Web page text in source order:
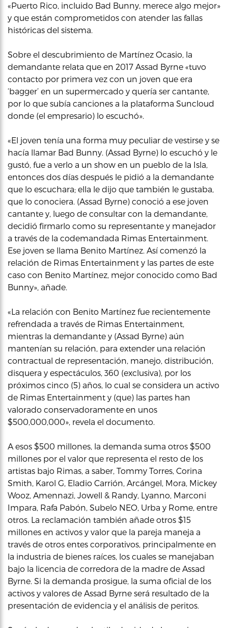
«Puerto Rico, incluido Bad Bunny, merece algo mejor»
y que están comprometidos con atender las fallas
históricas del sistema.
Sobre el descubrimiento de Martínez Ocasio, la
demandante relata que en 2017 Assad Byrne «tuvo
contacto por primera vez con un joven que era
‘bagger’ en un supermercado y quería ser cantante,
por lo que subía canciones a la plataforma Suncloud
donde (el empresario) lo escuchó».
«El joven tenía una forma muy peculiar de vestirse y se
hacía llamar Bad Bunny. (Assad Byrne) lo escuchó y le
gustó, fue a verlo a un show en un pueblo de la Isla,
entonces dos días después le pidió a la demandante
que lo escuchara; ella le dijo que también le gustaba,
que lo conociera. (Assad Byrne) conoció a ese joven
cantante y, luego de consultar con la demandante,
decidió firmarlo como su representante y manejador
a través de la codemandada Rimas Entertainment.
Ese joven se llama Benito Martínez. Así comenzó la
relación de Rimas Entertainment y las partes de este
caso con Benito Martínez, mejor conocido como Bad
Bunny», añade.
«La relación con Benito Martínez fue recientemente
refrendada a través de Rimas Entertainment,
mientras la demandante y (Assad Byrne) aún
mantenían su relación, para extender una relación
contractual de representación, manejo, distribución,
disquera y espectáculos, 360 (exclusiva), por los
próximos cinco (5) años, lo cual se considera un activo
de Rimas Entertainment y (que) las partes han
valorado conservadoramente en unos
$500,000,000», revela el documento.
A esos $500 millones, la demanda suma otros $500
millones por el valor que representa el resto de los
artistas bajo Rimas, a saber, Tommy Torres, Corina
Smith, Karol G, Eladio Carrión, Arcángel, Mora, Mickey
Wooz, Amennazi, Jowell & Randy, Lyanno, Marconi
Impara, Rafa Pabón, Subelo NEO, Urba y Rome, entre
otros. La reclamación también añade otros $15
millones en activos y valor que la pareja maneja a
través de otros entes corporativos, principalmente en
la industria de bienes raíces, los cuales se manejaban
bajo la licencia de corredora de la madre de Assad
Byrne. Si la demanda prosigue, la suma oficial de los
activos y valores de Assad Byrne será resultado de la
presentación de evidencia y el análisis de peritos.